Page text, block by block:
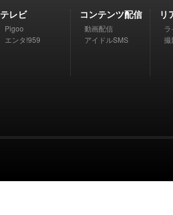
テレビ
Pigoo
エンタ!959
コンテンツ配信
動画配信
アイドルSMS
リ
撮